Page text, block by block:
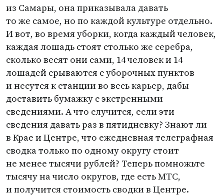
из Самары, она приказывала давать
то же самое, но по каждой культуре отдельно.
И вот, во время уборки, когда каждый человек,
каждая лошадь стоят столько же серебра,
сколько весят они сами, 14 человек и 14
лошадей срываются с уборочных пунктов
и несутся к станции во весь карьер, дабы
доставить бумажку с экстренными
сведениями. А что случится, если эти
сведения давать раз в пятидневку? Знают ли
в Крае и Центре, что ежедневная телеграфная
сводка только по одному округу стоит
не менее тысячи рублей? Теперь помножьте
тысячу на число округов, где есть МТС,
и получится стоимость сводки в Центре.